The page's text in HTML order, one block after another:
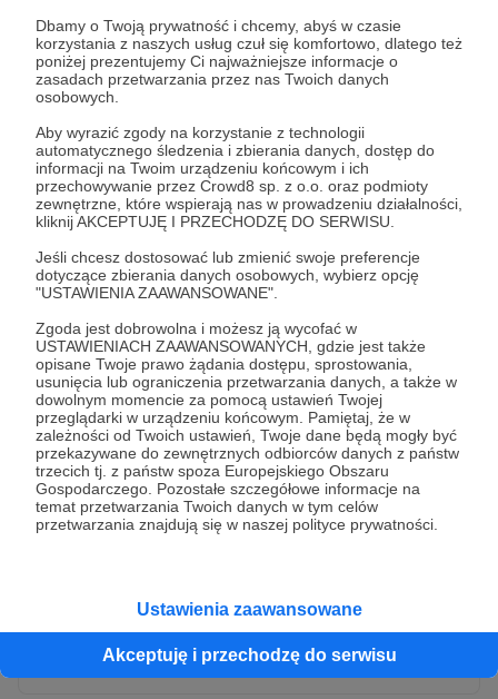
Dbamy o Twoją prywatność i chcemy, abyś w czasie
korzystania z naszych usług czuł się komfortowo, dlatego też
poniżej prezentujemy Ci najważniejsze informacje o
zasadach przetwarzania przez nas Twoich danych
osobowych.
Aby wyrazić zgody na korzystanie z technologii
automatycznego śledzenia i zbierania danych, dostęp do
informacji na Twoim urządzeniu końcowym i ich
przechowywanie przez Crowd8 sp. z o.o. oraz podmioty
zewnętrzne, które wspierają nas w prowadzeniu działalności,
kliknij AKCEPTUJĘ I PRZECHODZĘ DO SERWISU.
Jeśli chcesz dostosować lub zmienić swoje preferencje
dotyczące zbierania danych osobowych, wybierz opcję
"USTAWIENIA ZAAWANSOWANE".
Zgoda jest dobrowolna i możesz ją wycofać w
USTAWIENIACH ZAAWANSOWANYCH, gdzie jest także
opisane Twoje prawo żądania dostępu, sprostowania,
usunięcia lub ograniczenia przetwarzania danych, a także w
dowolnym momencie za pomocą ustawień Twojej
przeglądarki w urządzeniu końcowym. Pamiętaj, że w
zależności od Twoich ustawień, Twoje dane będą mogły być
przekazywane do zewnętrznych odbiorców danych z państw
trzecich tj. z państw spoza Europejskiego Obszaru
Gospodarczego. Pozostałe szczegółowe informacje na
temat przetwarzania Twoich danych w tym celów
przetwarzania znajdują się w naszej polityce prywatności.
Ustawienia zaawansowane
Akceptuję i przechodzę do serwisu
Telefon *
dodatkowe pytania
Treść wiadomości *
* Wyrażam zgodę na przetwarzanie moich danych
osobowych przez Patronite
Administratorem Twoich danych osobowych jest Crowd8 sp. z o.o.
z siedziba w Warszawie, ul. Żwirki i Wigury 16, 02-092 Warszawa.
Twoje dane osobowe będą przetwarzane w szczególności w celu
wykonania umowy zawartej z Tobą, w tym do umożliwienia
Gwarantujemy spełnienie wszystkich Twoich praw wynikających
z ogólnego rozporządzenia o ochronie danych, tj. prawo dostępu,
sprostowania oraz usunięcia Twoich danych, ograniczenia ich
rozwiń zgodę
Wyślij zgłoszenie